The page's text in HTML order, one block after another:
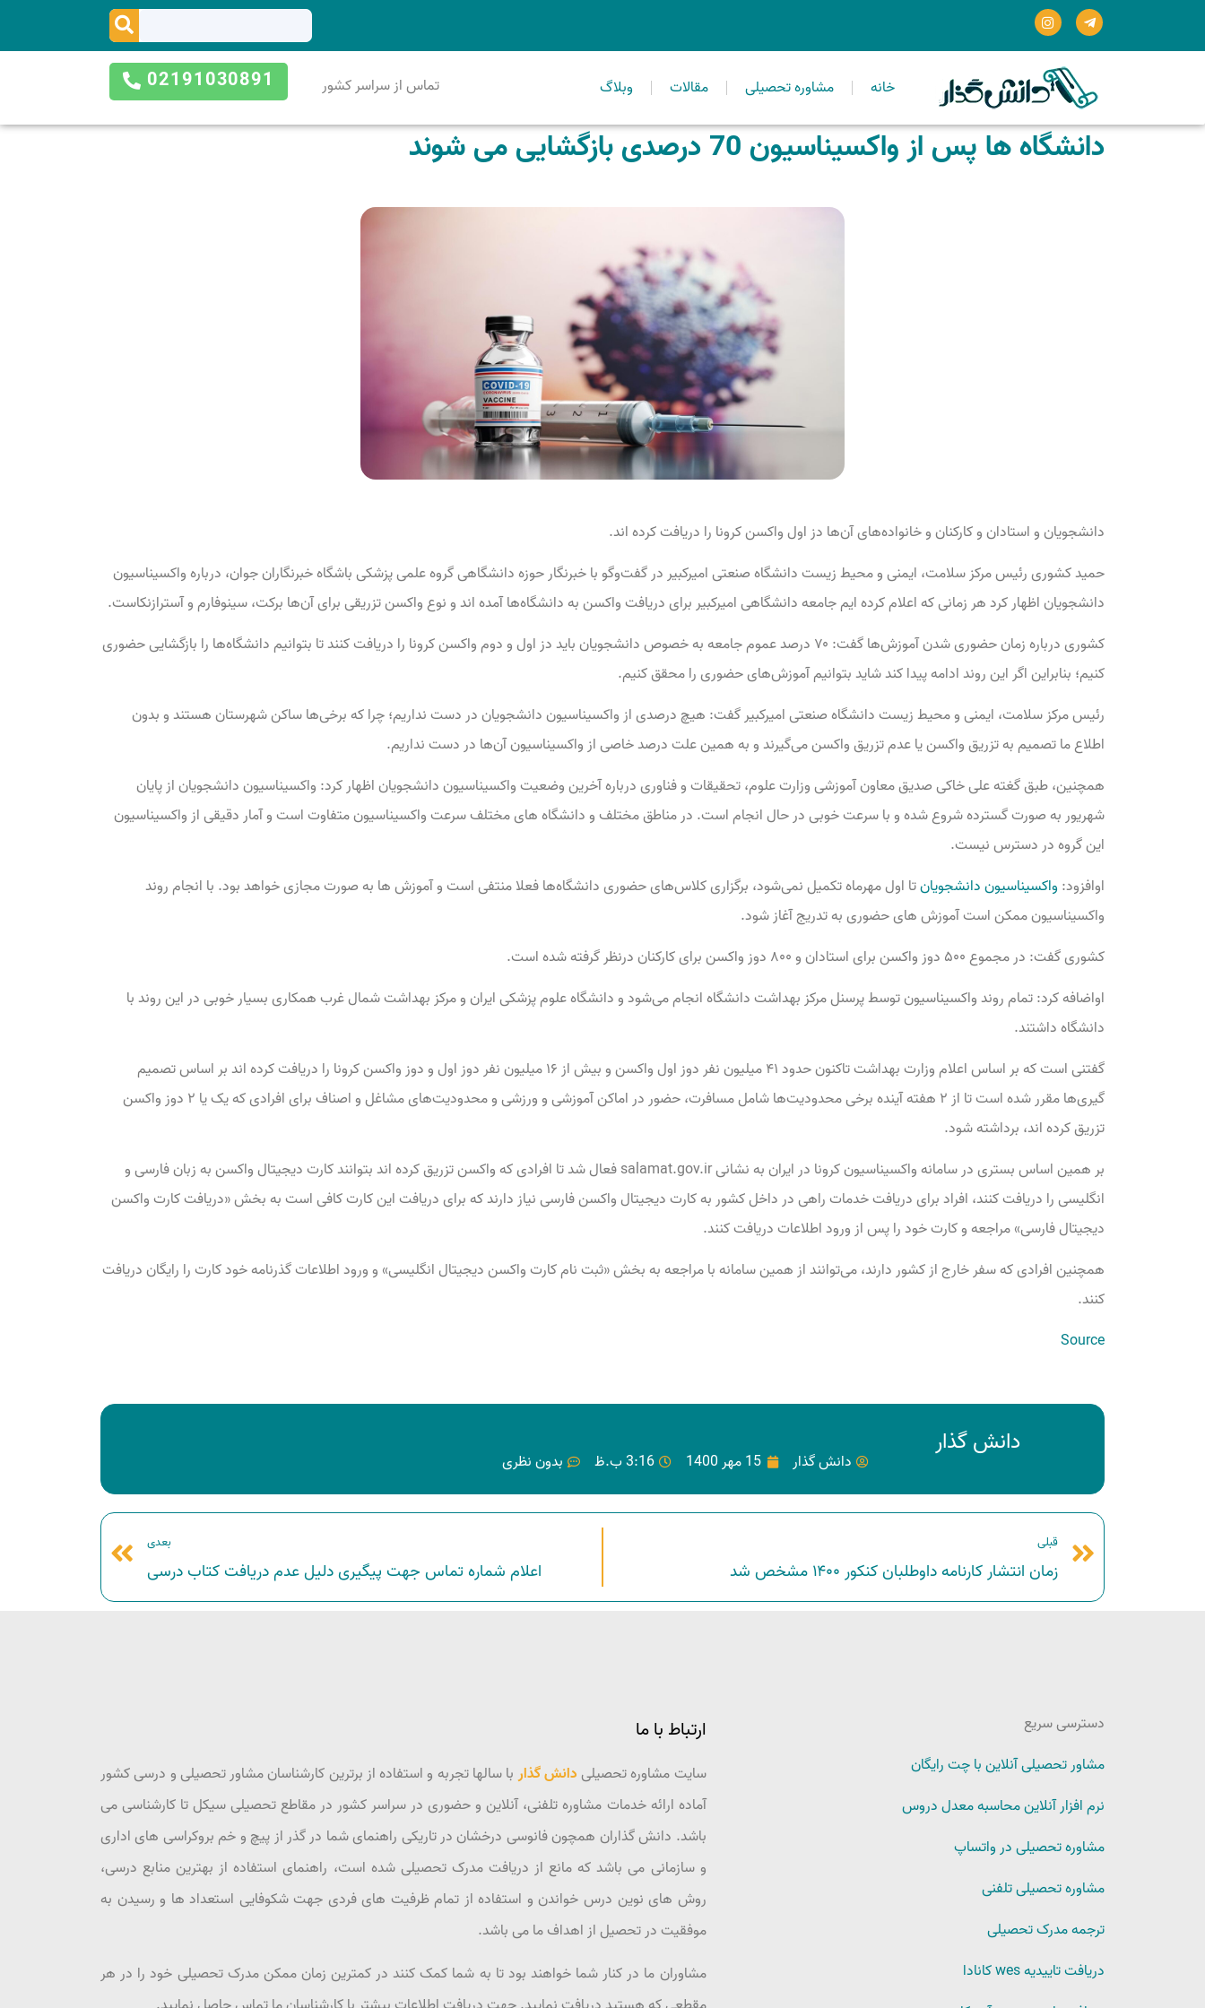
خانه مشاوره تحصیلی مقالات وبلاگ تماس از سراسر کشور 02191030891
دانشگاه ها پس از واکسیناسیون 70 درصدی بازگشایی می شوند
دانشجویان و استادان و کارکنان و خانواده‌های آن‌ها دز اول واکسن کرونا را دریافت کرده اند.
حمید کشوری رئیس مرکز سلامت، ایمنی و محیط زیست دانشگاه صنعتی امیرکبیر در گفت‌وگو با خبرنگار حوزه دانشگاهی گروه علمی پزشکی باشگاه خبرنگاران جوان، درباره واکسیناسیون
دانشجویان اظهار کرد هر زمانی که اعلام کرده ایم جامعه دانشگاهی امیرکبیر برای دریافت واکسن به دانشگاه‌ها آمده اند و نوع واکسن تزریقی برای آن‌ها برکت، سینوفارم و آسترازنکاست.
کشوری درباره زمان حضوری شدن آموزش‌ها گفت: ۷۰ درصد عموم جامعه به خصوص دانشجویان باید دز اول و دوم واکسن کرونا را دریافت کنند تا بتوانیم دانشگاه‌ها را بازگشایی حضوری
کنیم؛ بنابراین اگر این روند ادامه پیدا کند شاید بتوانیم آموزش‌های حضوری را محقق کنیم.
رئیس مرکز سلامت، ایمنی و محیط زیست دانشگاه صنعتی امیرکبیر گفت: هیچ درصدی از واکسیناسیون دانشجویان در دست نداریم؛ چرا که برخی‌ها ساکن شهرستان هستند و بدون
اطلاع ما تصمیم به تزریق واکسن یا عدم تزریق واکسن می‌گیرند و به همین علت درصد خاصی از واکسیناسیون آن‌ها در دست نداریم.
همچنین، طبق گغته علی خاکی صدیق معاون آموزشی وزارت علوم، تحقیقات و فناوری درباره آخرین وضعیت واکسیناسیون دانشجویان اظهار کرد: واکسیناسیون دانشجویان از پایان
شهریور به صورت گسترده شروع شده و با سرعت خوبی در حال انجام است. در مناطق مختلف و دانشگاه های مختلف سرعت واکسیناسیون متفاوت است و آمار دقیقی از واکسیناسیون
این گروه در دسترس نیست.
اوافزود: واکسیناسیون دانشجویانتا اول مهرماه تکمیل نمی‌شود، برگزاری کلاس‌های حضوری دانشگاه‌ها فعلا منتفی است و آموزش ها به صورت مجازی خواهد بود. با انجام روند
واکسیناسیون ممکن است آموزش های حضوری به تدریج آغاز شود.
کشوری گفت: در مجموع ۵۰۰ دوز واکسن برای استادان و ۸۰۰ دوز واکسن برای کارکنان درنظر گرفته شده است.
اواضافه کرد: تمام روند واکسیناسیون توسط پرسنل مرکز بهداشت دانشگاه انجام می‌شود و دانشگاه علوم پزشکی ایران و مرکز بهداشت شمال غرب همکاری بسیار خوبی در این روند با
دانشگاه داشتند.
گفتنی است که بر اساس اعلام وزارت بهداشت تاکنون حدود ۴۱ میلیون نفر دوز اول واکسن و بیش از ۱۶ میلیون نفر دوز اول و دوز واکسن کرونا را دریافت کرده اند بر اساس تصمیم
گیری‌ها مقرر شده است تا از ۲ هفته آینده برخی محدودیت‌ها شامل مسافرت، حضور در اماکن آموزشی و ورزشی و محدودیت‌های مشاغل و اصناف برای افرادی که یک یا ۲ دوز واکسن
تزریق کرده اند، برداشته شود.
بر همین اساس بستری در سامانه واکسیناسیون کرونا در ایران به نشانی salamat.gov.ir فعال شد تا افرادی که واکسن تزریق کرده اند بتوانند کارت دیجیتال واکسن به زبان فارسی و
انگلیسی را دریافت کنند، افراد برای دریافت خدمات راهی در داخل کشور به کارت دیجیتال واکسن فارسی نیاز دارند که برای دریافت این کارت کافی است به بخش «دریافت کارت واکسن
دیجیتال فارسی» مراجعه و کارت خود را پس از ورود اطلاعات دریافت کنند.
همچنین افرادی که سفر خارج از کشور دارند، می‌توانند از همین سامانه با مراجعه به بخش «ثبت نام کارت واکسن دیجیتال انگلیسی» و ورود اطلاعات گذرنامه خود کارت را رایگان دریافت
کنند.
Source
دانش گذار
دانش گذار 15 مهر 1400 3:16 ب.ظ بدون نظری
قبلی
زمان انتشار کارنامه داوطلبان کنکور ۱۴۰۰ مشخص شد
بعدی
اعلام شماره تماس جهت پیگیری دلیل عدم دریافت کتاب درسی
دسترسی سریع
مشاور تحصیلی آنلاین با چت رایگان
نرم افزار آنلاین محاسبه معدل دروس
مشاوره تحصیلی در واتساپ
مشاوره تحصیلی تلفنی
ترجمه مدرک تحصیلی
دریافت تاییدیه wes کانادا
ارتباط با ما
سایت مشاوره تحصیلی دانش گذاربا سالها تجربه و استفاده از برترین کارشناسان مشاور تحصیلی و درسی کشور
آماده ارائه خدمات مشاوره تلفنی، آنلاین و حضوری در سراسر کشور در مقاطع تحصیلی سیکل تا کارشناسی می
باشد. دانش گذاران همچون فانوسی درخشان در تاریکی راهنمای شما در گذر از پیچ و خم بروکراسی های اداری
و سازمانی می باشد که مانع از دریافت مدرک تحصیلی شده است، راهنمای استفاده از بهترین منابع درسی،
روش های نوین درس خواندن و استفاده از تمام ظرفیت های فردی جهت شکوفایی استعداد ها و رسیدن به
موفقیت در تحصیل از اهداف ما می باشد.
مشاوران ما در کنار شما خواهند بود تا به شما کمک کنند در کمترین زمان ممکن مدرک تحصیلی خود را در هر